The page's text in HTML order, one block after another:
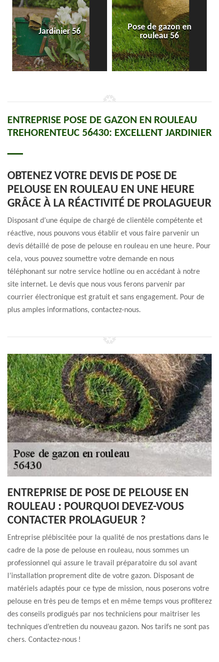
Jardinier 56
Pose de gazon en
rouleau 56
ENTREPRISE POSE DE GAZON EN ROULEAU
TREHORENTEUC 56430: EXCELLENT JARDINIER
OBTENEZ VOTRE DEVIS DE POSE DE
PELOUSE EN ROULEAU EN UNE HEURE
GRÂCE À LA RÉACTIVITÉ DE PROLAGUEUR
Disposant d’une équipe de chargé de clientèle compétente et
réactive, nous pouvons vous établir et vous faire parvenir un
devis détaillé de pose de pelouse en rouleau en une heure. Pour
cela, vous pouvez soumettre votre demande en nous
téléphonant sur notre service hotline ou en accédant à notre
site internet. Le devis que nous vous ferons parvenir par
courrier électronique est gratuit et sans engagement. Pour de
plus amples informations, contactez-nous.
ENTREPRISE DE POSE DE PELOUSE EN
ROULEAU : POURQUOI DEVEZ-VOUS
CONTACTER PROLAGUEUR ?
Entreprise plébiscitée pour la qualité de nos prestations dans le
cadre de la pose de pelouse en rouleau, nous sommes un
professionnel qui assure le travail préparatoire du sol avant
l’installation proprement dite de votre gazon. Disposant de
matériels adaptés pour ce type de mission, nous poserons votre
pelouse en très peu de temps et en même temps vous profiterez
des conseils prodigués par nos techniciens pour maitriser les
techniques d’entretien du nouveau gazon. Nos tarifs ne sont pas
chers. Contactez-nous !